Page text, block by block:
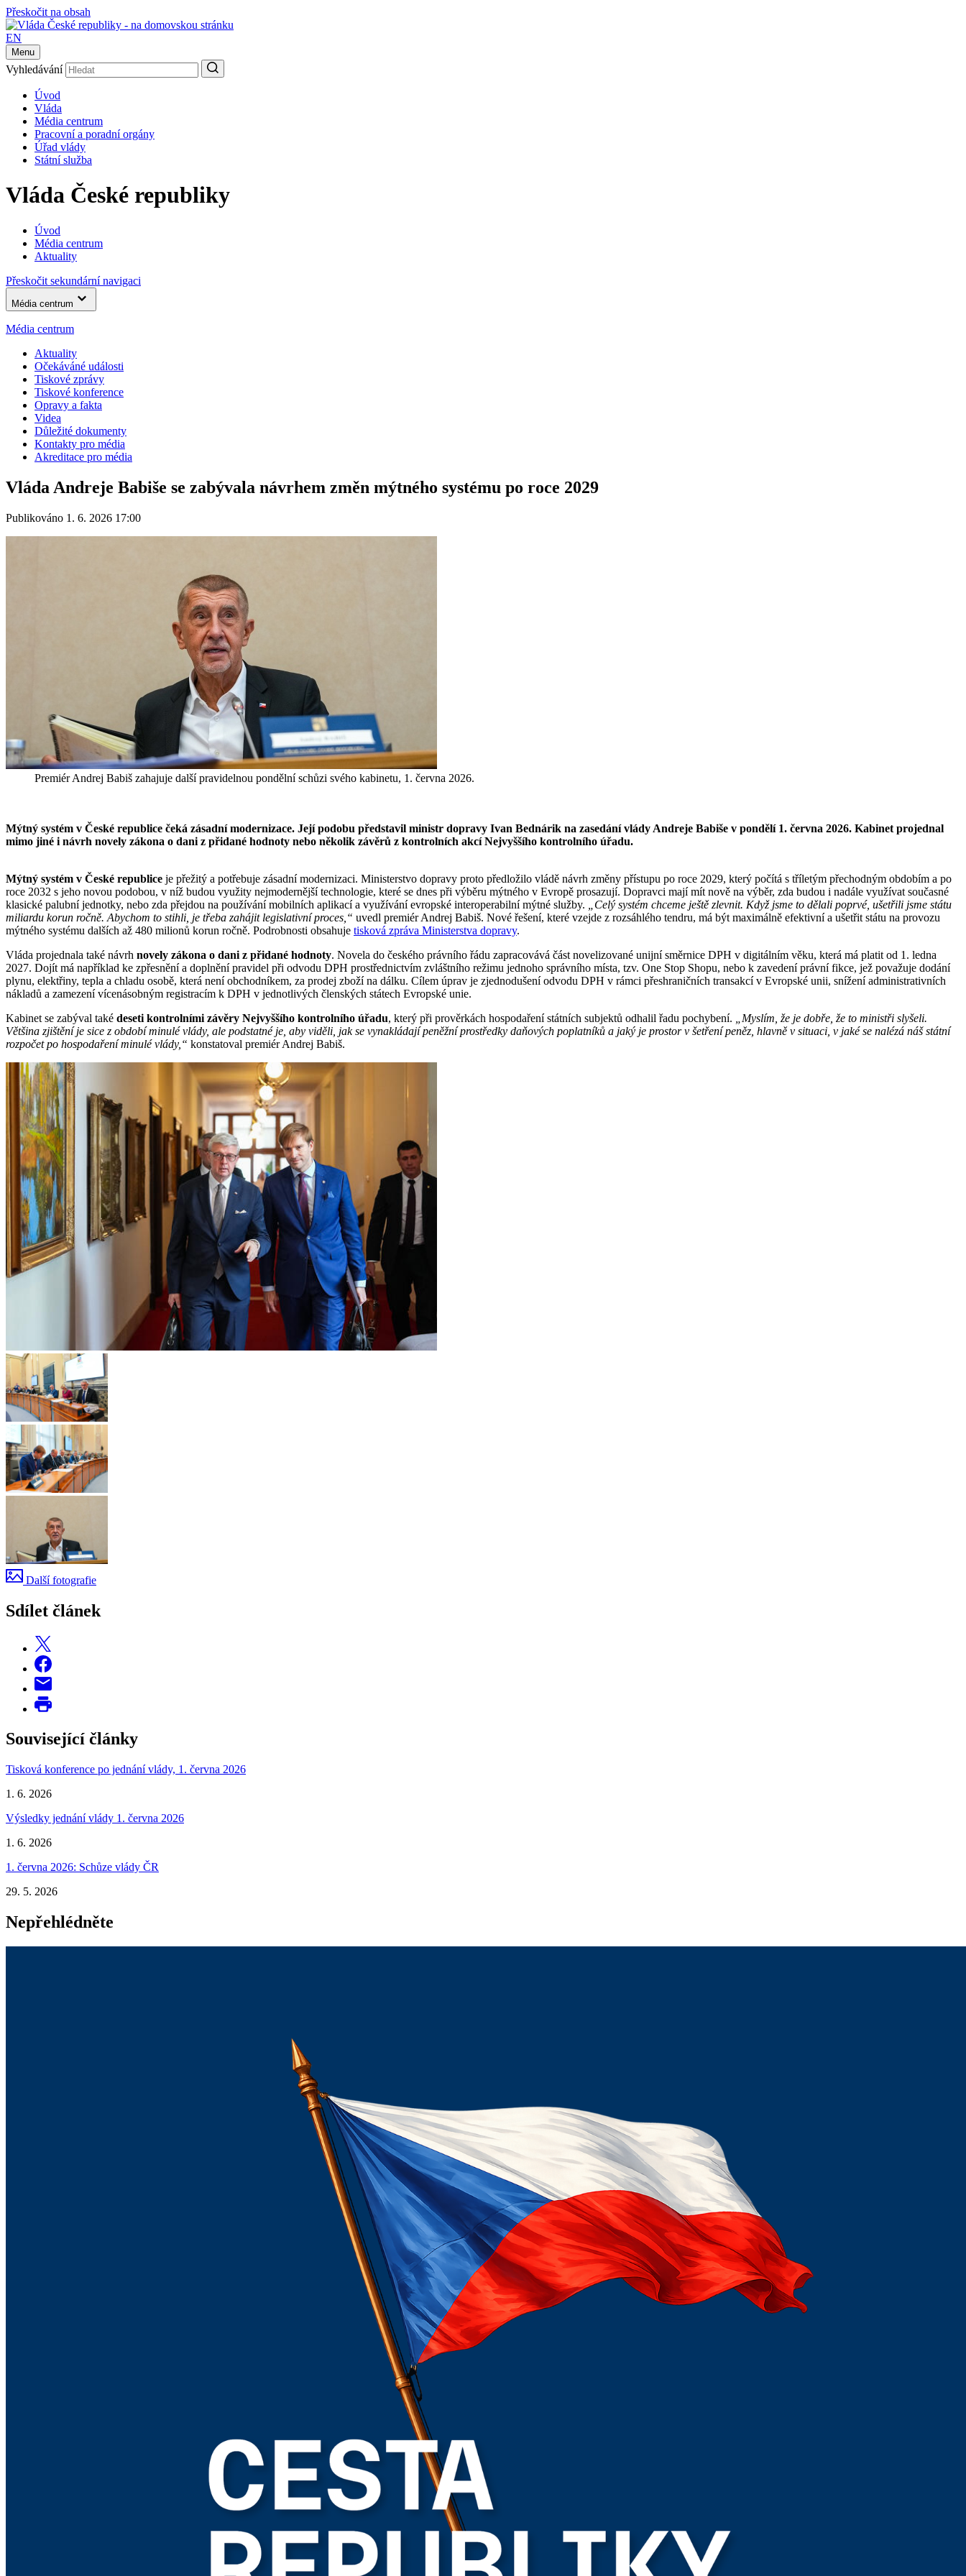
Přeskočit na obsah
EN
Menu
Vyhledávání
Úvod
Vláda
Média centrum
Pracovní a poradní orgány
Úřad vlády
Státní služba
Vláda České republiky
Úvod
Média centrum
Aktuality
Přeskočit sekundární navigaci
Média centrum
Média centrum
Aktuality
Očekáváné události
Tiskové zprávy
Tiskové konference
Opravy a fakta
Videa
Důležité dokumenty
Kontakty pro média
Akreditace pro média
Vláda Andreje Babiše se zabývala návrhem změn mýtného systému po roce 2029
Publikováno 1. 6. 2026 17:00
Premiér Andrej Babiš zahajuje další pravidelnou pondělní schůzi svého kabinetu, 1. června 2026.
Mýtný systém v České republice čeká zásadní modernizace. Její podobu představil ministr dopravy Ivan Bednárik na zasedání vlády Andreje Babiše v pondělí 1. června 2026. Kabinet projednal
mimo jiné i návrh novely zákona o dani z přidané hodnoty nebo několik závěrů z kontrolních akcí Nejvyššího kontrolního úřadu.
Mýtný systém v České republice je přežitý a potřebuje zásadní modernizaci. Ministerstvo dopravy proto předložilo vládě návrh změny přístupu po roce 2029, který počítá s tříletým přechodným obdobím a po
roce 2032 s jeho novou podobou, v níž budou využity nejmodernější technologie, které se dnes při výběru mýtného v Evropě prosazují. Dopravci mají mít nově na výběr, zda budou i nadále využívat současné
klasické palubní jednotky, nebo zda přejdou na používání mobilních aplikací a využívání evropské interoperabilní mýtné služby.
„Celý systém chceme ještě zlevnit. Když jsme to dělali poprvé, ušetřili jsme státu
miliardu korun ročně. Abychom to stihli, je třeba zahájit legislativní proces,“ uvedl premiér Andrej Babiš. Nové řešení, které vzejde z rozsáhlého tendru, má být maximálně efektivní a ušetřit státu na provozu
mýtného systému dalších až 480 milionů korun ročně. Podrobnosti obsahuje tisková zpráva Ministerstva dopravy.
Vláda projednala také návrh novely zákona o dani z přidané hodnoty. Novela do českého právního řádu zapracovává část novelizované unijní směrnice DPH v digitálním věku, která má platit od 1. ledna
2027. Dojít má například ke zpřesnění a doplnění pravidel při odvodu DPH prostřednictvím zvláštního režimu jednoho správního místa, tzv. One Stop Shopu, nebo k zavedení právní fikce, jež považuje dodání
plynu, elektřiny, tepla a chladu osobě, která není obchodníkem, za prodej zboží na dálku. Cílem úprav je zjednodušení odvodu DPH v rámci přeshraničních transakcí v Evropské unii, snížení administrativních
nákladů a zamezení vícenásobným registracím k DPH v jednotlivých členských státech Evropské unie.
Kabinet se zabýval také deseti kontrolními závěry Nejvyššího kontrolního úřadu, který při prověrkách hospodaření státních subjektů odhalil řadu pochybení.
„Myslím, že je dobře, že to ministři slyšeli.
Většina zjištění je sice z období minulé vlády, ale podstatné je, aby viděli, jak se vynakládají peněžní prostředky daňových poplatníků a jaký je prostor v šetření peněz, hlavně v situaci, v jaké se nalézá náš státní
rozpočet po hospodaření minulé vlády,“ konstatoval premiér Andrej Babiš.
Další fotografie
Sdílet článek
Související články
Tisková konference po jednání vlády, 1. června 2026
1. 6. 2026
Výsledky jednání vlády 1. června 2026
1. 6. 2026
1. června 2026: Schůze vlády ČR
29. 5. 2026
Nepřehlédněte